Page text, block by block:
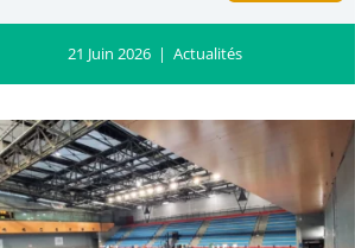
21 Juin 2026 | Actualités